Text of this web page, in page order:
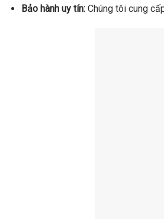
Bảo hành uy tín:Chúng tôi cung